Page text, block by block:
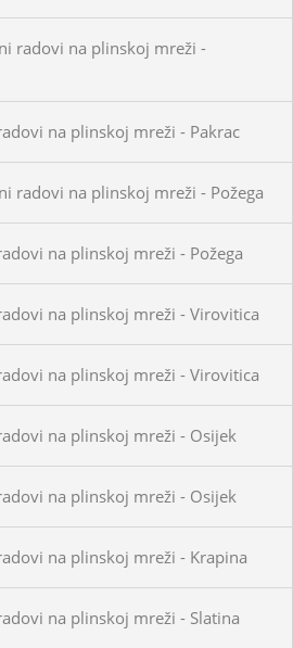
radovi na plinskoj mreži -
na plinskoj mreži - Pakrac
radovi na plinskoj mreži - Požega
na plinskoj mreži - Požega
na plinskoj mreži - Virovitica
na plinskoj mreži - Virovitica
na plinskoj mreži - Osijek
na plinskoj mreži - Osijek
na plinskoj mreži - Krapina
na plinskoj mreži - Slatina